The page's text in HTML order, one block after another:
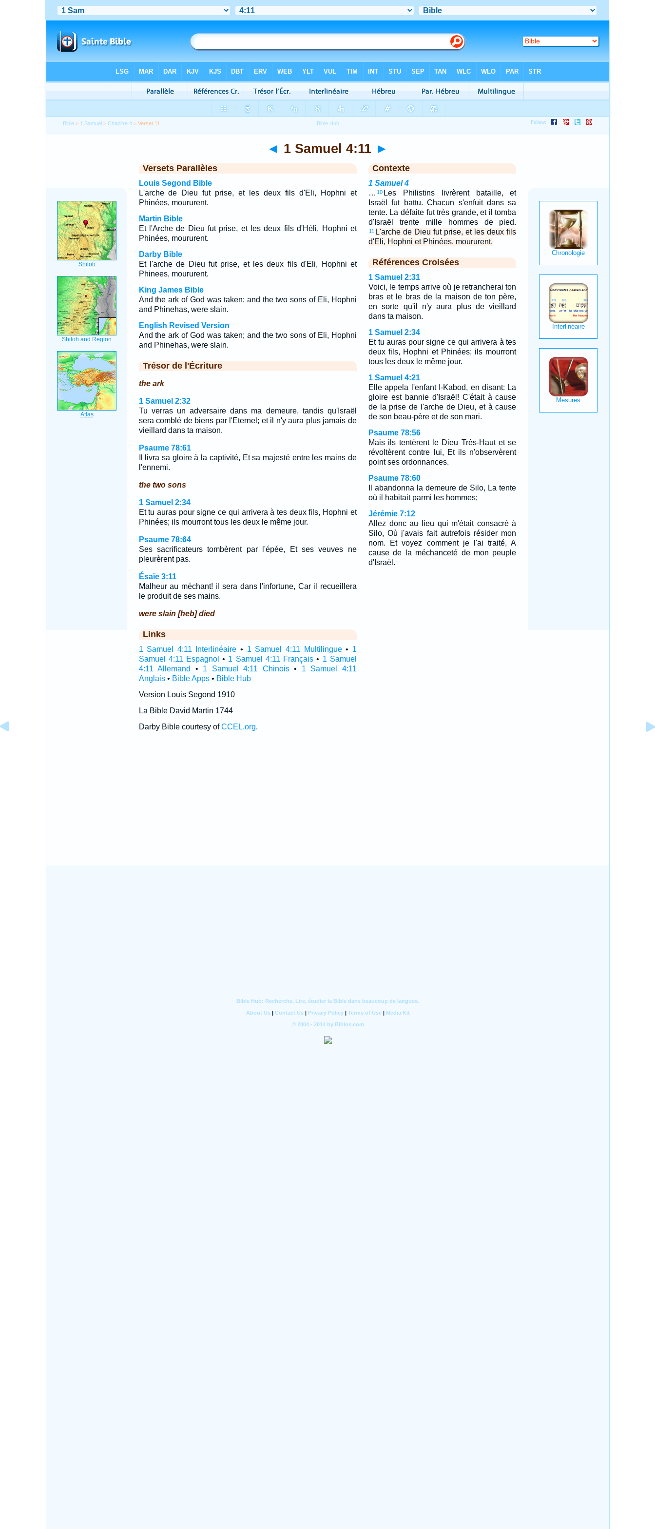
Bible > 1 Samuel >Chapitre 4 > Verset 11
◄ 1 Samuel 4:11 ►
Versets Parallèles
Louis Segond Bible
L'arche de Dieu fut prise, et les deux fils d'Eli, Hophni et
Phinées, moururent.
Martin Bible
Et l'Arche de Dieu fut prise, et les deux fils d'Héli, Hophni et
Phinées, moururent.
Darby Bible
Et l'arche de Dieu fut prise, et les deux fils d'Eli, Hophni et
Phinees, moururent.
King James Bible
And the ark of God was taken; and the two sons of Eli, Hophni
and Phinehas, were slain.
English Revised Version
And the ark of God was taken; and the two sons of Eli, Hophni
and Phinehas, were slain.
Trésor de l'Écriture
the ark
1 Samuel 2:32
Tu verras un adversaire dans ma demeure, tandis qu'Israël
sera comblé de biens par l'Eternel; et il n'y aura plus jamais de
vieillard dans ta maison.
Psaume 78:61
Il livra sa gloire à la captivité, Et sa majesté entre les mains de
l'ennemi.
the two sons
1 Samuel 2:34
Et tu auras pour signe ce qui arrivera à tes deux fils, Hophni et
Phinées; ils mourront tous les deux le même jour.
Psaume 78:64
Ses sacrificateurs tombèrent par l'épée, Et ses veuves ne
pleurèrent pas.
Ésaïe 3:11
Malheur au méchant! il sera dans l'infortune, Car il recueillera
le produit de ses mains.
were slain [heb] died
Links
1 Samuel 4:11 Interlinéaire • 1 Samuel 4:11 Multilingue• 1
Samuel 4:11 Espagnol • 1 Samuel 4:11 Français • 1 Samuel
4:11 Allemand
• 1 Samuel 4:11 Chinois• 1 Samuel 4:11
Anglais• Bible Apps• Bible Hub
Version Louis Segond 1910
La Bible David Martin 1744
Darby Bible courtesy ofCCEL.org.
Contexte
1 Samuel 4
… 10 Les Philistins livrèrent bataille, et
Israël fut battu. Chacun s'enfuit dans sa
tente. La défaite fut très grande, et il tomba
d'Israël trente mille hommes de pied.
11 L'arche de Dieu fut prise, et les deux fils
d'Eli, Hophni et Phinées, moururent.
Références Croisées
1 Samuel 2:31
Voici, le temps arrive où je retrancherai ton
bras et le bras de la maison de ton père,
en sorte qu'il n'y aura plus de vieillard
dans ta maison.
1 Samuel 2:34
Et tu auras pour signe ce qui arrivera à tes
deux fils, Hophni et Phinées; ils mourront
tous les deux le même jour.
1 Samuel 4:21
Elle appela l'enfant I-Kabod, en disant: La
gloire est bannie d'Israël! C'était à cause
de la prise de l'arche de Dieu, et à cause
de son beau-père et de son mari.
Psaume 78:56
Mais ils tentèrent le Dieu Très-Haut et se
révoltèrent contre lui, Et ils n'observèrent
point ses ordonnances.
Psaume 78:60
Il abandonna la demeure de Silo, La tente
où il habitait parmi les hommes;
Jérémie 7:12
Allez donc au lieu qui m'était consacré à
Silo, Où j'avais fait autrefois résider mon
nom. Et voyez comment je l'ai traité, A
cause de la méchanceté de mon peuple
d'Israël.